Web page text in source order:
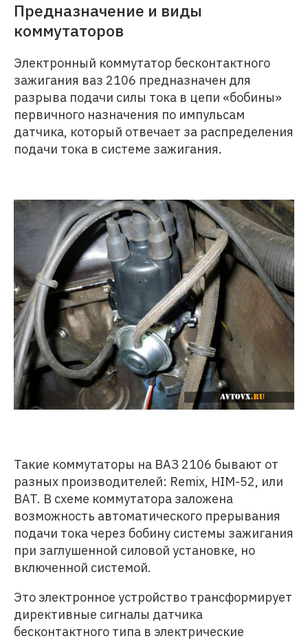
Предназначение и виды
коммутаторов
Электронный коммутатор бесконтактного
зажигания ваз 2106 предназначен для
разрыва подачи силы тока в цепи «бобины»
первичного назначения по импульсам
датчика, который отвечает за распределения
подачи тока в системе зажигания.
Такие коммутаторы на ВАЗ 2106 бывают от
разных производителей: Remix, HIM-52, или
BAT. В схеме коммутатора заложена
возможность автоматического прерывания
подачи тока через бобину системы зажигания
при заглушенной силовой установке, но
включенной системой.
Это электронное устройство трансформирует
директивные сигналы датчика
бесконтактного типа в электрические